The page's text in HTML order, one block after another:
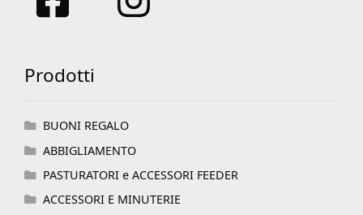
Prodotti
BUONI REGALO
ABBIGLIAMENTO
PASTURATORI e ACCESSORI FEEDER
ACCESSORI E MINUTERIE